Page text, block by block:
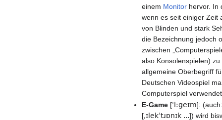
einem Monitor hervor. In
wenn es seit einiger Zeit
von Blinden und stark
die Bezeichnung jedoch
zwischen
also Konsolenspielen)
allgemeine Oberbegriff
Deutschen Videospiel
Computerspiel
E-Game [ˈi:geɪm]:
[ˌɪlekˈtɹɒnɪk ...]) wird